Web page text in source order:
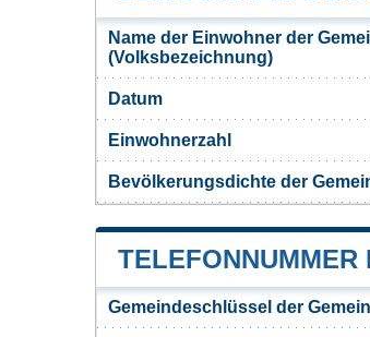
Name der Einwohner der
(Volksbezeichnung)
Datum
Einwohnerzahl
Bevölkerungsdichte der
TELEFONNUMMER
Gemeindeschlüssel der